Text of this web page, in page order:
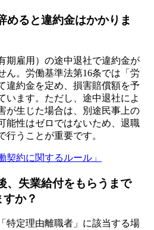
めると違約金はかかりま
期雇用）の途中退社で違約金が
ん。労働基準法第16条では「労
違約金を定め、損害賠償額を予
います。ただし、途中退社によ
が生じた場合は、別途民事上の
能性はゼロではないため、退職
行うことが重要です。
契約に関するルール」
、失業給付をもらうまで
か？
特定理由離職者」に該当する場